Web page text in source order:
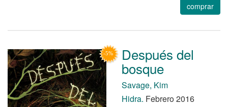
comprar
Después del
bosque
Savage, Kim
Hidra. Febrero 2016